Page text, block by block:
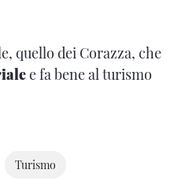
quello dei Corazza, che
e fa bene al turismo
Turismo